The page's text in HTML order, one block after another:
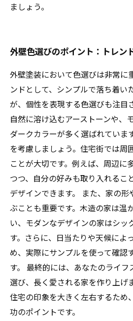
ましょう。
外壁色選びのポイント：トレン
外壁塗装において色選びは非常に
ンドとして、シンプルで落ち着い
が、個性を表現する色選びも注目
自然に溶け込むアーストーンや、
ダークカラーが多く選ばれていま
を考慮しましょう。住宅街では周
ことが大切です。例えば、周辺に
つつ、自分の好みも取り入れるこ
デザインできます。 また、家の
ぶことも重要です。木造の家は温
い、モダンなデザインの家はシッ
す。さらに、日当たりや天候によ
め、実際にサンプルを使って確認
す。 最終的には、あなたのライフ
選び、長く愛される家を作り上げ
住宅の印象を大きく左右するため
功のポイントです。